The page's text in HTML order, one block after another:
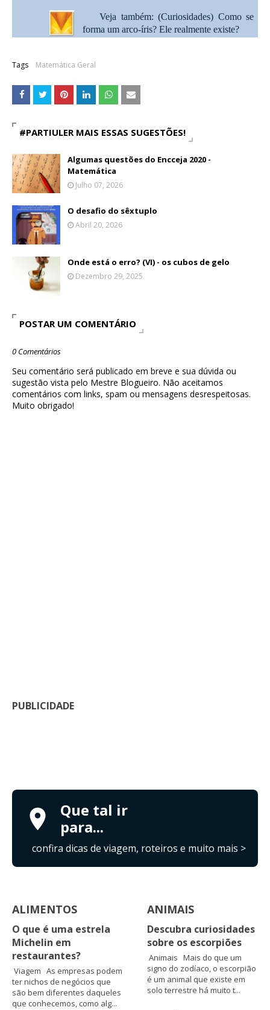
Veja também: (Curiosidades) Como se
forma um arco-íris? Ele realmente existe?
Tags Matemática Geral
#PARTIULER MAIS ESSAS SUGESTÕES!
Algumas questões do Encceja 2020 -
Matemática
Julho 07, 2026
O desafio do sêxtuplo
Abril 20, 2026
Onde está o erro? (VI) - os cubos de gelo
Dezembro 29, 2025
POSTAR UM COMENTÁRIO
0 Comentários
Seu comentário será publicado em breve e sua dúvida ou
sugestão vista pelo Mestre Blogueiro. Não aceitamos
comentários com links, spam ou mensagens desrespeitosas.
Muito obrigado!
PUBLICIDADE
Que tal ir
para...
confira dicas de viagem, roteiros e muito mais >
ALIMENTOS
O que é uma estrela
Michelin em
restaurantes?
Viagem As empresas podem
ter nichos de negócios que
são bem diferentes daqueles
que conhecemos, como alg...
ANIMAIS
Descubra curiosidades
sobre os escorpiões
Animais Mais do que um
signo do zodíaco, o escorpião
é um animal que existe em
solo terrestre há muito t...